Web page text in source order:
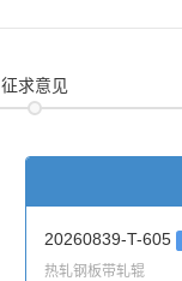
征求意见
20260839-T-605
热轧钢板带轧辊